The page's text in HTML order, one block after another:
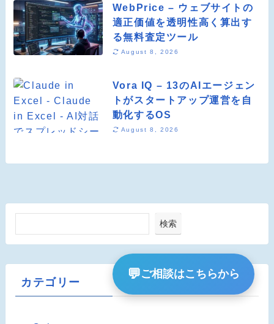
WebPrice – ウェブサイトの
適正価値を透明性高く算出す
る無料査定ツール
August 8, 2026
Vora IQ – 13のAIエージェン
トがスタートアップ運営を自
動化するOS
August 8, 2026
検索
カテゴリー
💬ご相談はこちらから